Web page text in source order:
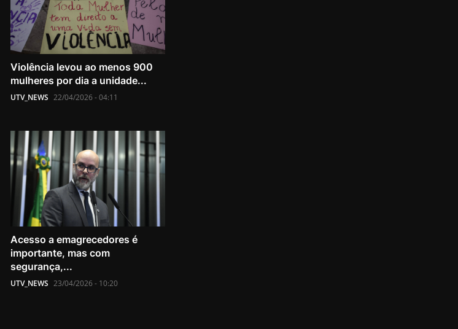
Violência levou ao menos 900
mulheres por dia a unidade...
UTV_NEWS 22/04/2026 - 04:11
Acesso a emagrecedores é
importante, mas com
segurança,...
UTV_NEWS 23/04/2026 - 10:20